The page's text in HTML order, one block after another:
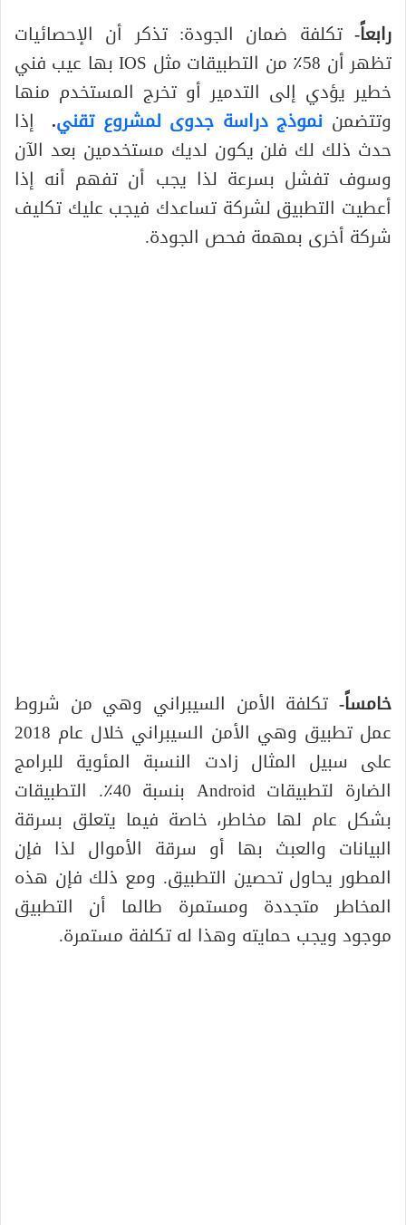
رابعاً- تكلفة ضمان الجودة: تذكر أن الإحصائيات
تظهر أن 58٪ من التطبيقات مثل IOS بها عيب فني
خطير يؤدي إلى التدمير أو تخرج المستخدم منها
وتتضمن نموذج دراسة جدوى لمشروع تقني. إذا
حدث ذلك لك فلن يكون لديك مستخدمين بعد الآن
وسوف تفشل بسرعة لذا يجب أن تفهم أنه إذا
أعطيت التطبيق لشركة تساعدك فيجب عليك تكليف
شركة أخرى بمهمة فحص الجودة.
خامساً- تكلفة الأمن السيبراني وهي من شروط
عمل تطبيق وهي الأمن السيبراني خلال عام 2018
على سبيل المثال زادت النسبة المئوية للبرامج
الضارة لتطبيقات Android بنسبة 40٪. التطبيقات
بشكل عام لها مخاطر، خاصة فيما يتعلق بسرقة
البيانات والعبث بها أو سرقة الأموال لذا فإن
المطور يحاول تحصين التطبيق. ومع ذلك فإن هذه
المخاطر متجددة ومستمرة طالما أن التطبيق
موجود ويجب حمايته وهذا له تكلفة مستمرة.